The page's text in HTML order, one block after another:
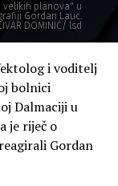
velikih planova" u
Gordan Lauc.
DOMINIĆ/ lsd
i voditelj
bolnici
Dalmaciji u
je riječ o
Gordan